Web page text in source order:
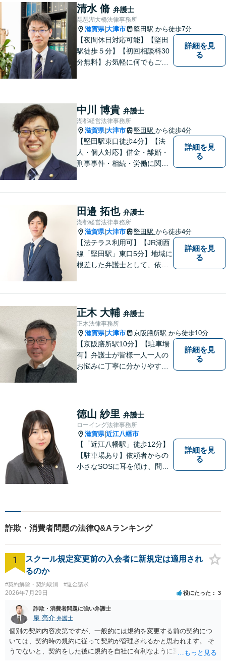
て、スピード感のあるシーム
レスな対応を実現します。
清水 脩 弁護士
琵琶湖大橋法律事務所
滋賀県|大津市 堅田駅 から徒歩7分
【夜間休日対応可能】【堅田
駅徒歩５分】【初回相談料30
分無料】お気軽に何でもご相
詳細を見
る
中川 博貴 弁護士
湖都経営法律事務所
滋賀県|大津市 堅田駅 から徒歩4分
【堅田駅東口徒歩4分】【法
人・個人対応】借金・離婚・
刑事事件・相続・労働に関す
お話をお聞かせください。
【無料駐車場あり】
詳細を見
る
田邉 拓也 弁護士
湖都経営法律事務所
滋賀県|大津市 堅田駅 から徒歩4分
【法テラス利用可】【JR湖西
線「堅田駅」東口5分】地域に
根差した弁護士として、依頼
ます。弁護士に依頼するのは
敷居が高いとお考えの方も、
まずは一度ご相談ください。
詳細を見
る
正木 大輔 弁護士
正木法律事務所
滋賀県|大津市 京阪膳所駅 から徒歩10分
【京阪膳所駅10分】【駐車場
有】弁護士が皆様一人一人の
お悩みに丁寧に分かりやすく
進できることがございます。
どうぞ当事務所にご相談くだ
さい。
詳細を見
る
徳山 紗里 弁護士
ローイング法律事務所
滋賀県|近江八幡市
【「近江八幡駅」徒歩12分】
【駐車場あり】依頼者からの
小さなSOSに耳を傾け、問題
相談ください。
詳細を見
る
詐欺・消費者問題の法律Q&Aランキング
1
スクール規定変更前の入会者に新規定は適用され
るのか
#契約解除・契約取消 #返金請求
2026年7月29日 役にたった 3
詐欺・消費者問題に強い弁護士
泉 亮介 弁護士
個別の契約内容次第ですが、一般的には規約を変更する前の契約につ
いては、契約時の規約に従って契約が管理されるかと思われます。 そ
うでないと、契約をした後に規約を自社に有利なように変更し、それ